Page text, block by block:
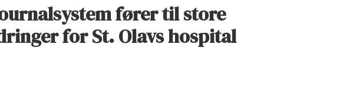
fører til store
for St. Olavs hospital